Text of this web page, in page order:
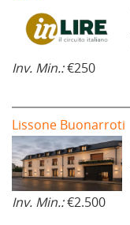
Inv. Min.:€250
Lissone Buonarroti
Inv. Min.:€2.500